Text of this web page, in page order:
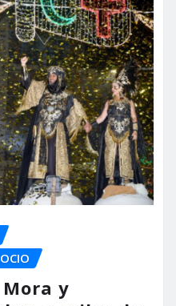
OCIO
y